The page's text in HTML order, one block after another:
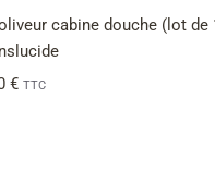
cabine douche (lot de
€ TTC